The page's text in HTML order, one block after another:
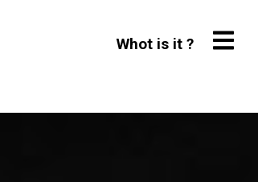
Whot is it ?